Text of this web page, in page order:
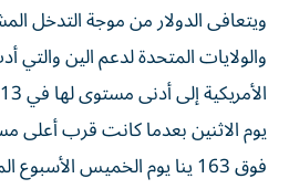
ويتعافى الدولار من موجة التدخل
والولايات المتحدة لدعم الين
يوم الاثنين بعدما كانت قرب أعلى
فوق 163 ينا يوم ​الخميس الأسبوع الماضي.